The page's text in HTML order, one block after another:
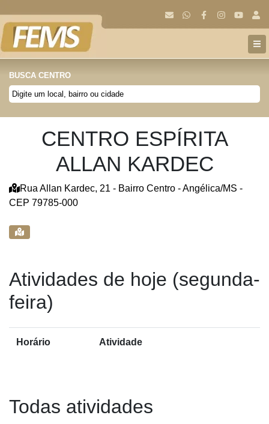
BUSCA CENTRO
CENTRO ESPÍRITA
ALLAN KARDEC
Rua Allan Kardec, 21 - Bairro Centro - Angélica/MS -
CEP 79785-000
Atividades de hoje (segunda-
feira)
Horário Atividade
Todas atividades